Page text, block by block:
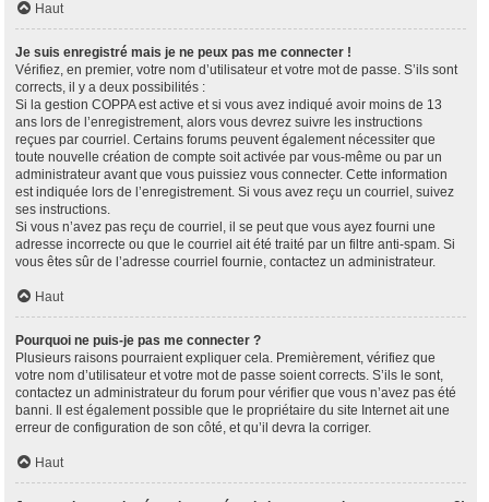
Haut
Je suis enregistré mais je ne peux pas me connecter !
Vérifiez, en premier, votre nom d’utilisateur et votre mot de passe. S’ils sont
corrects, il y a deux possibilités :
Si la gestion COPPA est active et si vous avez indiqué avoir moins de 13
ans lors de l’enregistrement, alors vous devrez suivre les instructions
reçues par courriel. Certains forums peuvent également nécessiter que
toute nouvelle création de compte soit activée par vous-même ou par un
administrateur avant que vous puissiez vous connecter. Cette information
est indiquée lors de l’enregistrement. Si vous avez reçu un courriel, suivez
ses instructions.
Si vous n’avez pas reçu de courriel, il se peut que vous ayez fourni une
adresse incorrecte ou que le courriel ait été traité par un filtre anti-spam. Si
vous êtes sûr de l’adresse courriel fournie, contactez un administrateur.
Haut
Pourquoi ne puis-je pas me connecter ?
Plusieurs raisons pourraient expliquer cela. Premièrement, vérifiez que
votre nom d’utilisateur et votre mot de passe soient corrects. S’ils le sont,
contactez un administrateur du forum pour vérifier que vous n’avez pas été
banni. Il est également possible que le propriétaire du site Internet ait une
erreur de configuration de son côté, et qu’il devra la corriger.
Haut